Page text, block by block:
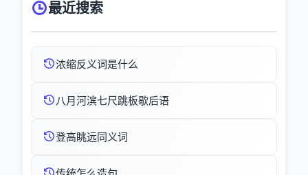
最近搜索
浓缩反义词是什么
八月河滨七尺跳板歇后语
登高眺远同义词